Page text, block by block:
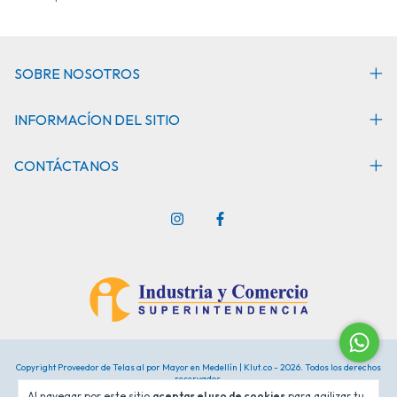
SOBRE NOSOTROS
INFORMACÍON DEL SITIO
CONTÁCTANOS
Copyright Proveedor de Telas al por Mayor en Medellín | Klut.co - 2026. Todos los derechos
reservados.